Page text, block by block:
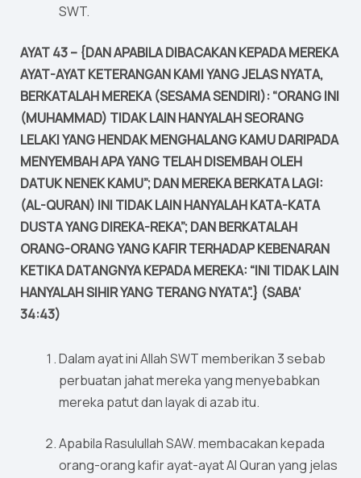
SWT.
AYAT 43 – {DAN APABILA DIBACAKAN KEPADA MEREKA
AYAT-AYAT KETERANGAN KAMI YANG JELAS NYATA,
BERKATALAH MEREKA (SESAMA SENDIRI): “ORANG INI
(MUHAMMAD) TIDAK LAIN HANYALAH SEORANG
LELAKI YANG HENDAK MENGHALANG KAMU DARIPADA
MENYEMBAH APA YANG TELAH DISEMBAH OLEH
DATUK NENEK KAMU”; DAN MEREKA BERKATA LAGI:
(AL-QURAN) INI TIDAK LAIN HANYALAH KATA-KATA
DUSTA YANG DIREKA-REKA”; DAN BERKATALAH
ORANG-ORANG YANG KAFIR TERHADAP KEBENARAN
KETIKA DATANGNYA KEPADA MEREKA: “INI TIDAK LAIN
HANYALAH SIHIR YANG TERANG NYATA”.} (SABA’
34:43)
Dalam ayat ini Allah SWT memberikan 3 sebab
perbuatan jahat mereka yang menyebabkan
mereka patut dan layak di azab itu.
Apabila Rasulullah SAW. membacakan kepada
orang-orang kafir ayat-ayat Al Quran yang jelas